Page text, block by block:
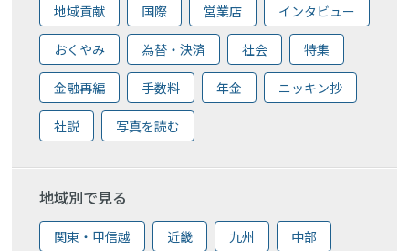
地域貢献 国際 営業店 インタビュー
おくやみ 為替・決済 社会 特集
金融再編 手数料 年金 ニッキン抄
社説 写真を読む
地域別で見る
関東・甲信越 近畿 九州 中部